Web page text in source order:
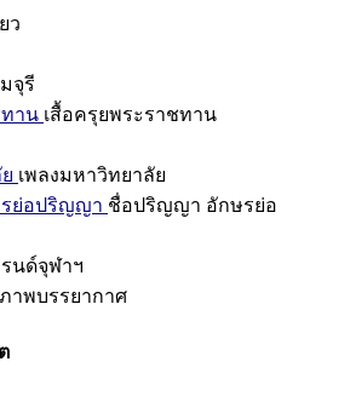
ว
จุรี
ทาน เสื้อครุยพระราชทาน
เพลงมหาวิทยาลัย
ย่อปริญญา ชื่อปริญญา อักษรย่อ
นด์จุฬาฯ
ภาพบรรยากาศ